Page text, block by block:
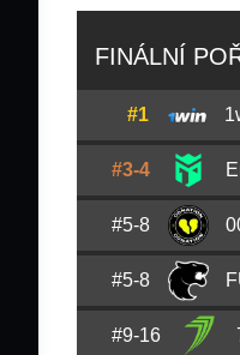
FINÁLNÍ
#1
Aleksandr
VadimPolt
Denisdeko
Danil
#3-4
Viktor
Alexey
Vladislav
#5-8
Vito kNgV-
Vinicius
#5-8
Kaike
#9-16